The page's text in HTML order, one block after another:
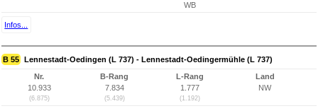
WB
Infos...
B 55 Lennestadt-Oedingen (L 737) - Lennestadt-Oedingermühle (L 737)
Nr.
10.933
(6.875)
B-Rang
7.834
(5.439)
L-Rang
1.777
(1.192)
Land
NW